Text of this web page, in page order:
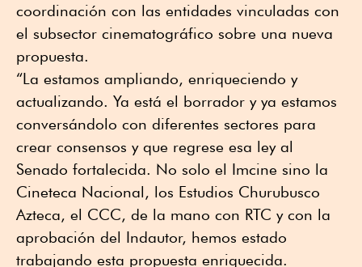
coordinación con las entidades vinculadas con
el subsector cinematográfico sobre una nueva
propuesta.
“La estamos ampliando, enriqueciendo y
actualizando. Ya está el borrador y ya estamos
conversándolo con diferentes sectores para
crear consensos y que regrese esa ley al
Senado fortalecida. No solo el Imcine sino la
Cineteca Nacional, los Estudios Churubusco
Azteca, el CCC, de la mano con RTC y con la
aprobación del Indautor, hemos estado
trabajando esta propuesta enriquecida.